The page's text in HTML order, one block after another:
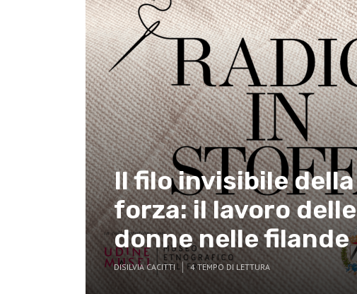
Il filo invisibile della
forza: il lavoro delle
donne nelle filande
DISILVIA CACITTI 4 TEMPO DI LETTURA